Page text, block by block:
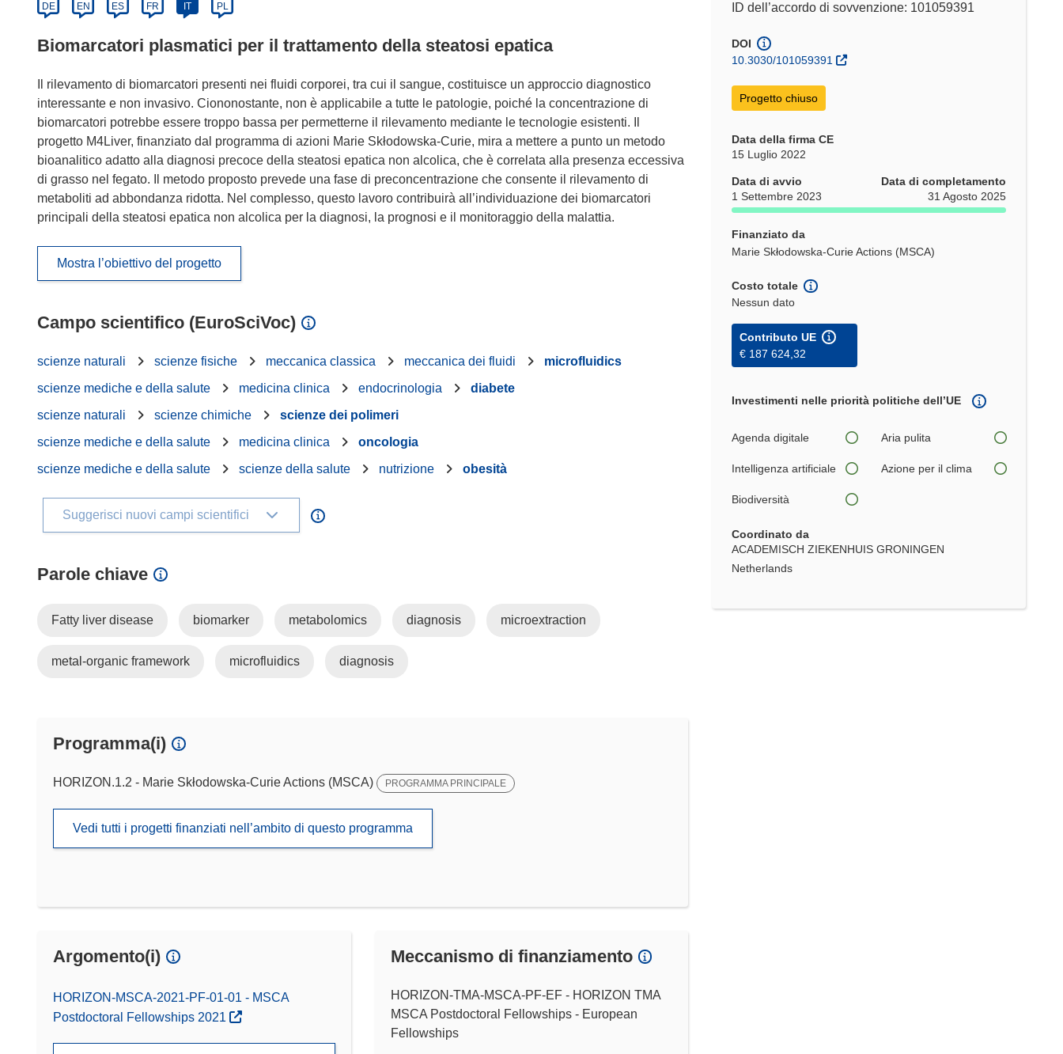
ID dell’accordo di sovvenzione: 101059391
DOI
10.3030/101059391
Progetto chiuso
Data della firma CE
15 Luglio 2022
Data di avvio
1 Settembre 2023
Data di completamento
31 Agosto 2025
Finanziato da
Marie Skłodowska-Curie Actions (MSCA)
Costo totale
Nessun dato
Contributo UE
€ 187 624,32
Investimenti nelle priorità politiche dell’UE
Agenda digitale Aria pulita
Intelligenza artificiale Azione per il clima
Biodiversità
Coordinato da
ACADEMISCH ZIEKENHUIS GRONINGEN
Netherlands
DE EN ES FR IT PL
Biomarcatori plasmatici per il trattamento della steatosi epatica
Il rilevamento di biomarcatori presenti nei fluidi corporei, tra cui il sangue, costituisce un approccio diagnostico
interessante e non invasivo. Ciononostante, non è applicabile a tutte le patologie, poiché la concentrazione di
biomarcatori potrebbe essere troppo bassa per permetterne il rilevamento mediante le tecnologie esistenti. Il
progetto M4Liver, finanziato dal programma di azioni Marie Skłodowska-Curie, mira a mettere a punto un metodo
bioanalitico adatto alla diagnosi precoce della steatosi epatica non alcolica, che è correlata alla presenza eccessiva
di grasso nel fegato. Il metodo proposto prevede una fase di preconcentrazione che consente il rilevamento di
metaboliti ad abbondanza ridotta. Nel complesso, questo lavoro contribuirà all’individuazione dei biomarcatori
principali della steatosi epatica non alcolica per la diagnosi, la prognosi e il monitoraggio della malattia.
Mostra l’obiettivo del progetto
Campo scientifico (EuroSciVoc)
scienze naturali scienze fisiche meccanica classica meccanica dei fluidi
microfluidics
scienze mediche e della salute
medicina clinica endocrinologia
diabete
scienze naturali
scienze chimiche
scienze dei polimeri
scienze mediche e della salute
medicina clinica
oncologia
scienze mediche e della salute
scienze della salute nutrizione obesità
Suggerisci nuovi campi scientifici
Parole chiave
Fatty liver disease biomarker metabolomics diagnosis microextraction
metal-organic framework microfluidics diagnosis
Programma(i)
HORIZON.1.2 - Marie Skłodowska-Curie Actions (MSCA) PROGRAMMA PRINCIPALE
Vedi tutti i progetti finanziati nell’ambito di questo programma
Argomento(i)
HORIZON-MSCA-2021-PF-01-01 - MSCA
Postdoctoral Fellowships 2021
Meccanismo di finanziamento
HORIZON-TMA-MSCA-PF-EF - HORIZON TMA
MSCA Postdoctoral Fellowships - European
Fellowships